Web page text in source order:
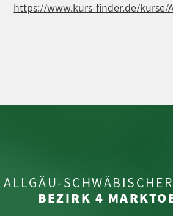
https://www.kurs-finder.de/kurse/
ALLGÄU-
BEZIRK 4